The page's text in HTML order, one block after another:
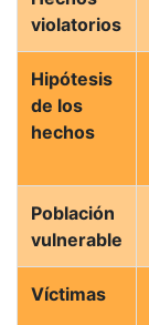
violatorios
Hipótesis
de los
hechos
Población
vulnerable
Víctimas